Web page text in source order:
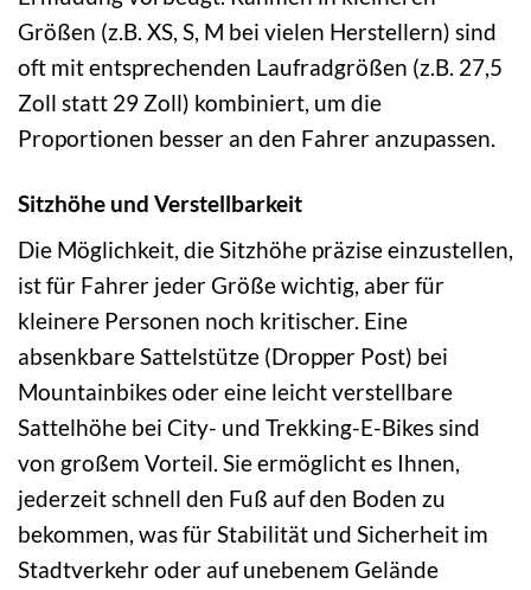
Größen (z.B. XS, S, M bei vielen Herstellern) sind
oft mit entsprechenden Laufradgrößen (z.B. 27,5
Zoll statt 29 Zoll) kombiniert, um die
Proportionen besser an den Fahrer anzupassen.
Sitzhöhe und Verstellbarkeit
Die Möglichkeit, die Sitzhöhe präzise einzustellen,
ist für Fahrer jeder Größe wichtig, aber für
kleinere Personen noch kritischer. Eine
absenkbare Sattelstütze (Dropper Post) bei
Mountainbikes oder eine leicht verstellbare
Sattelhöhe bei City- und Trekking-E-Bikes sind
von großem Vorteil. Sie ermöglicht es Ihnen,
jederzeit schnell den Fuß auf den Boden zu
bekommen, was für Stabilität und Sicherheit im
Stadtverkehr oder auf unebenem Gelände